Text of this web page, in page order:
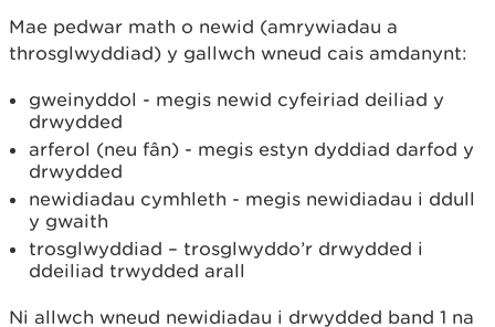
Mae pedwar math o newid (amrywiadau a
throsglwyddiad) y gallwch wneud cais amdanynt:
gweinyddol - megis newid cyfeiriad deiliad y
drwydded
arferol (neu fân) - megis estyn dyddiad darfod y
drwydded
newidiadau cymhleth - megis newidiadau i ddull
y gwaith
trosglwyddiad – trosglwyddo’r drwydded i
ddeiliad trwydded arall
Ni allwch wneud newidiadau i drwydded band 1 na